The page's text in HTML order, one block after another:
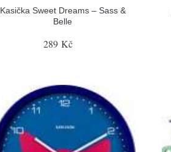
Kasička Sweet Dreams – Sass &
Belle
289 Kč